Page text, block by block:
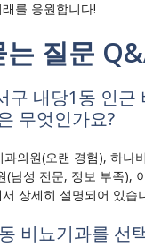
를 응원합니다!
는 질문
구 내당1동 인
무엇인가요?
과의원(오랜 경험), 하나
(남성 전문, 정보 부족),
상세히 설명되어 있
비뇨기과를 선